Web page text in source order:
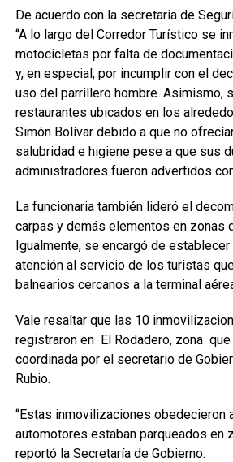
De acuerdo con la secretaria de
“A lo largo del Corredor Turístico se
motocicletas por falta de
y, en especial, por incumplir con el
uso del parrillero hombre. Asimismo,
restaurantes ubicados en los
Simón Bolívar debido a que no
salubridad e higiene pese a que sus
administradores fueron advertidos
La funcionaria también lideró el
carpas y demás elementos en zonas
Igualmente, se encargó de establecer
atención al servicio de los turistas
balnearios cercanos a la terminal
Vale resaltar que las 10
registraron en El Rodadero, zona
coordinada por el secretario de
Rubio.
“Estas inmovilizaciones obedecieron
automotores estaban parqueados en
reportó la Secretaría de Gobierno.